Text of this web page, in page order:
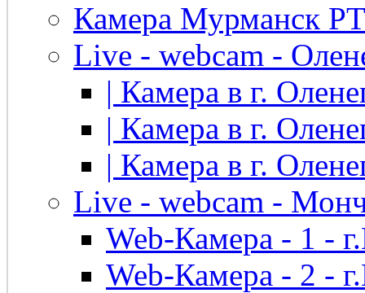
Камера Мурманск
Live - webcam -
| Камера в г.
| Камера в г.
| Камера в г.
Live - webcam -
Web-Камера - 1 -
Web-Камера - 2 -